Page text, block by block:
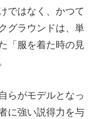
ではなく、かつて
グラウンドは、単
「服を着た時の見
らがモデルとなっ
に強い説得力を与